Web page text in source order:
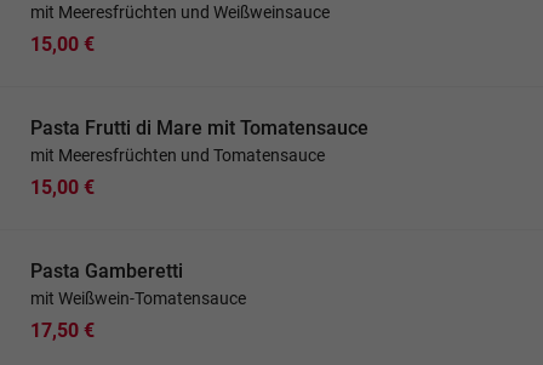
mit Meeresfrüchten und Weißweinsauce
15,00 €
Pasta Frutti di Mare mit Tomatensauce
mit Meeresfrüchten und Tomatensauce
15,00 €
Pasta Gamberetti
mit Weißwein-Tomatensauce
17,50 €